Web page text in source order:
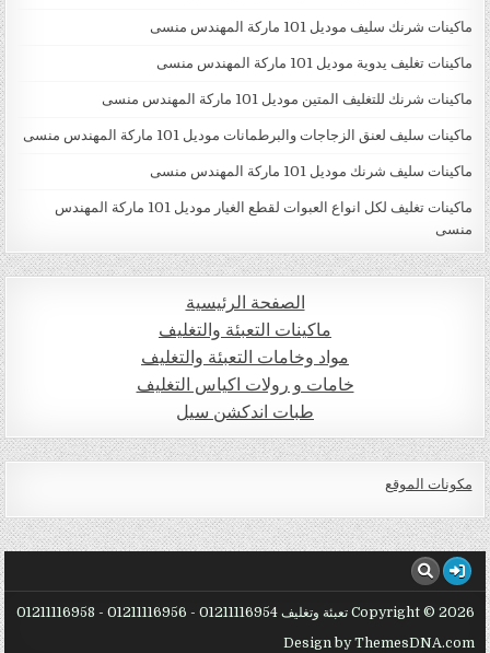
ماكينات شرنك سليف موديل 101 ماركة المهندس منسى
ماكينات تغليف يدوية موديل 101 ماركة المهندس منسى
ماكينات شرنك للتغليف المتين موديل 101 ماركة المهندس منسى
ماكينات سليف لعنق الزجاجات والبرطمانات موديل 101 ماركة المهندس منسى
ماكينات سليف شرنك موديل 101 ماركة المهندس منسى
ماكينات تغليف لكل انواع العبوات لقطع الغيار موديل 101 ماركة المهندس
منسى
الصفحة الرئيسية
ماكينات التعبئة والتغليف
مواد وخامات التعبئة والتغليف
خامات و رولات اكياس التغليف
طبات اندكشن سيل
مكونات الموقع
Copyright © 2026 تعبئة وتغليف 01211116954 - 01211116956 - 01211116958
Design by ThemesDNA.com